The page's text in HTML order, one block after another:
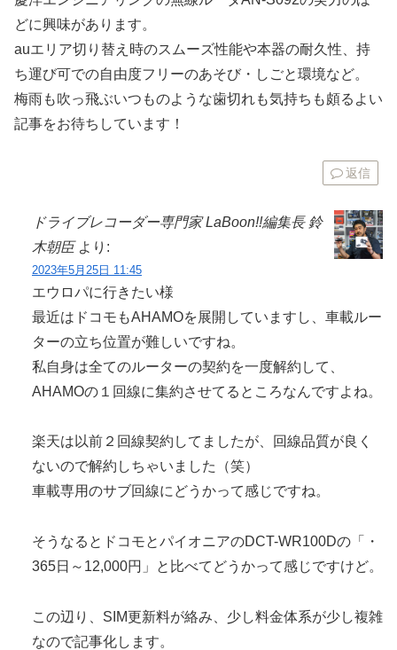
どに興味があります。
auエリア切り替え時のスムーズ性能や本器の耐久性、持
ち運び可での自由度フリーのあそび・しごと環境など。
梅雨も吹っ飛ぶいつものような歯切れも気持ちも頗るよい
記事をお待ちしています！
返信
ドライブレコーダー専門家 LaBoon!!編集長 鈴
木朝臣 より:
2023年5月25日 11:45
エウロパに行きたい様
最近はドコモもAHAMOを展開していますし、車載ルー
ターの立ち位置が難しいですね。
私自身は全てのルーターの契約を一度解約して、
AHAMOの１回線に集約させてるところなんですよね。
楽天は以前２回線契約してましたが、回線品質が良く
ないので解約しちゃいました（笑）
車載専用のサブ回線にどうかって感じですね。
そうなるとドコモとパイオニアのDCT-WR100Dの「・
365日～12,000円」と比べてどうかって感じですけど。
この辺り、SIM更新料が絡み、少し料金体系が少し複雑
なので記事化します。